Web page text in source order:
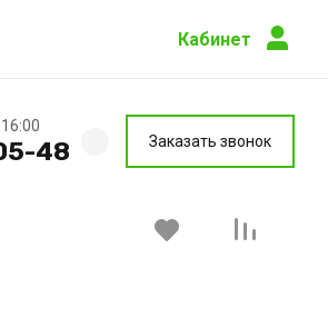
Кабинет
48 Заказать звонок